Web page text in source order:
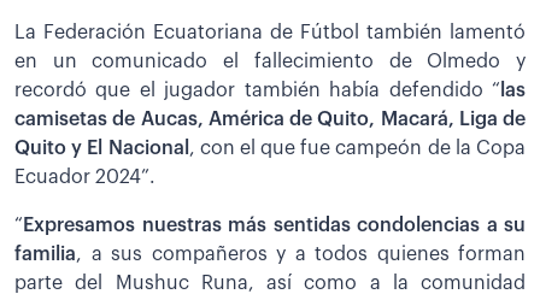
La Federación Ecuatoriana de Fútbol también lamentó
en un comunicado el fallecimiento de Olmedo y
recordó que el jugador también había defendido “ las
camisetas de Aucas, América de Quito, Macará, Liga de
Quito y El Nacional , con el que fue campeón de la Copa
Ecuador 2024”.
“ Expresamos nuestras más sentidas condolencias a su
familia, a sus compañeros y a todos quienes forman
parte del Mushuc Runa, así como a la comunidad